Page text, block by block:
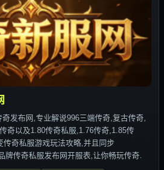
发布网,专业解说996三端传奇,复古传奇,
奇以及1.80传奇私服,1.76传奇,1.85传
奇私服游戏玩法攻略,并且同步
牌传奇私服发布网开服表,让你畅玩传奇.